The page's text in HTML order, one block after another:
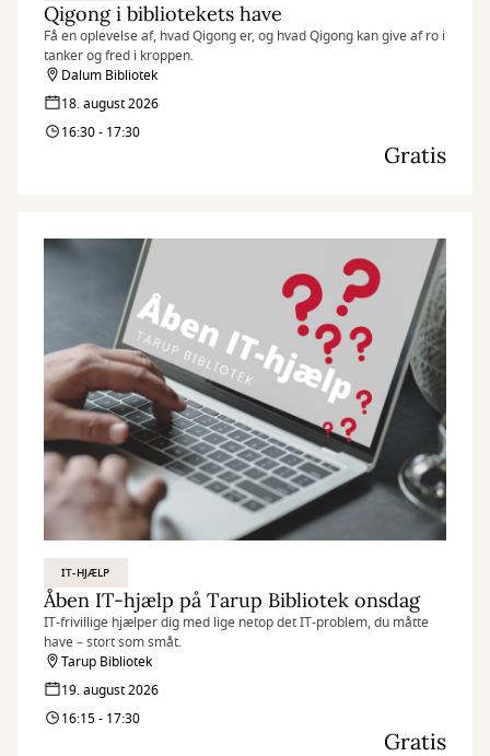
Qigong i bibliotekets have
Få en oplevelse af, hvad Qigong er, og hvad Qigong kan give af ro i
tanker og fred i kroppen.
Dalum Bibliotek
18. august 2026
16:30 - 17:30
Gratis
IT-HJÆLP
Åben IT-hjælp på Tarup Bibliotek onsdag
IT-frivillige hjælper dig med lige netop det IT-problem, du måtte
have – stort som småt.
Tarup Bibliotek
19. august 2026
16:15 - 17:30
Gratis